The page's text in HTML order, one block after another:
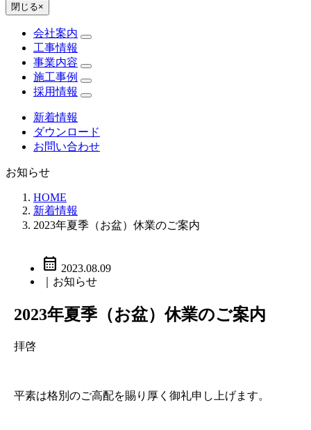
閉じる×
会社案内
工事情報
事業内容
施工事例
採用情報
新着情報
ダウンロード
お問い合わせ
お知らせ
HOME
新着情報
2023年夏季（お盆）休業のご案内
calendar_month 2023.08.09
｜お知らせ
2023年夏季（お盆）休業のご案内
拝啓
平素は格別のご高配を賜り厚く御礼申し上げます。